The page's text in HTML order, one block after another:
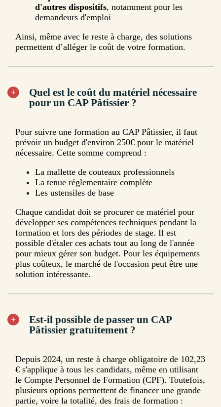
d'autres dispositifs, notamment pour les
demandeurs d'emploi
Ainsi, même avec le reste à charge, des solutions
permettent d’alléger le coût de votre formation.
Quel est le coût du matériel nécessaire
pour un CAP Pâtissier ?
Pour suivre une formation au CAP Pâtissier, il faut
prévoir un budget d'environ 250€ pour le matériel
nécessaire. Cette somme comprend :
La mallette de couteaux professionnels
La tenue réglementaire complète
Les ustensiles de base
Chaque candidat doit se procurer ce matériel pour
développer ses compétences techniques pendant la
formation et lors des périodes de stage. Il est
possible d'étaler ces achats tout au long de l'année
pour mieux gérer son budget. Pour les équipements
plus coûteux, le marché de l'occasion peut être une
solution intéressante.
Est-il possible de passer un CAP
Pâtissier gratuitement ?
Depuis 2024, un reste à charge obligatoire de 102,23
€ s'applique à tous les candidats, même en utilisant
le Compte Personnel de Formation (CPF). Toutefois,
plusieurs options permettent de financer une grande
partie, voire la totalité, des frais de formation :